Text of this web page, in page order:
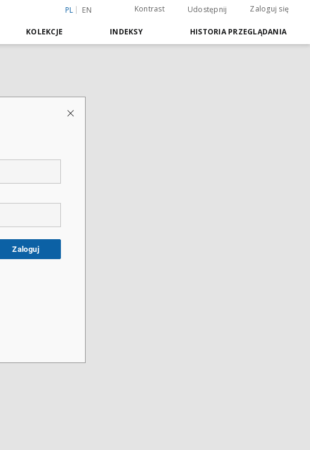
PL EN Kontrast Udostępnij Zaloguj się
KOLEKCJE INDEKSY HISTORIA PRZEGLĄDANIA
Zaloguj